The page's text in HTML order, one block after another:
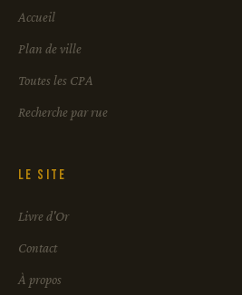
Accueil
Plan de ville
Toutes les CPA
Recherche par rue
Le site
Livre d'Or
Contact
À propos